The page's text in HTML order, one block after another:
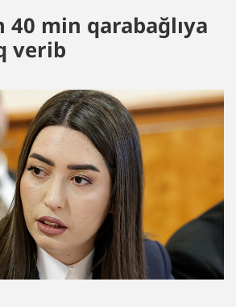
40 min qarabağlıya
verib